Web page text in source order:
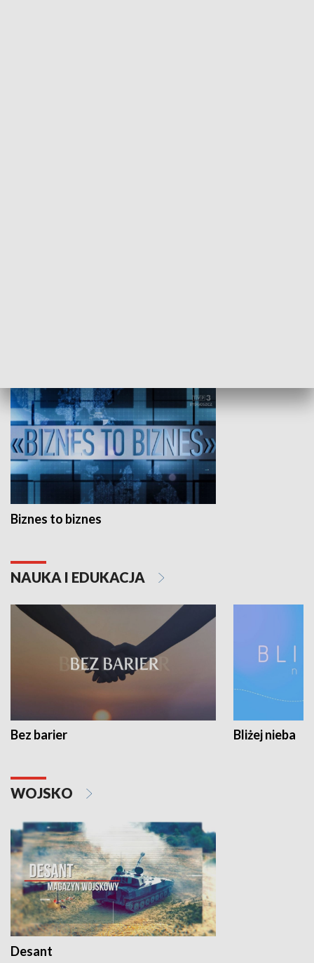
Biznes to biznes
NAUKA I EDUKACJA
Bez barier Bliżej nieba
WOJSKO
Desant